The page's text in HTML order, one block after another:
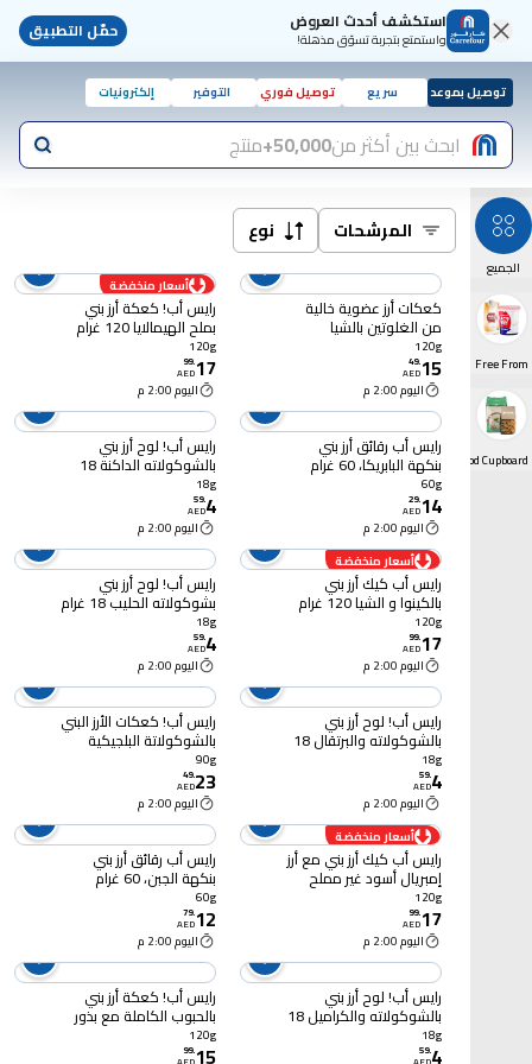
استكشف أحدث العروض
واستمتع بتجربة تسوّق مذهلة! حمّل التطبيق
توصيل بموعد سريع توصيل فوري التوفير إلكترونيات
ابحث بين أكثر من50,000+ منتج
الجميع
Free From
Organic Food Cupboard
المرشحات نوع
كعكات أرز عضوية خالية
من الغلوتين بالشيا
والكينوا ، 120 غرام
120g
15
.
49
AED
اليوم 2:00 م
أسعار منخفضة
رايس أب! كعكة أرز بني
بملح الهيمالايا 120 غرام
120g
17
.
99
AED
اليوم 2:00 م
رايس أب رقائق أرز بني
بنكهة البابريكا، 60 غرام
60g
14
.
29
AED
اليوم 2:00 م
رايس أب! لوح أرز بني
بالشوكولاته الداكنة 18
غرام
18g
4
.
59
AED
اليوم 2:00 م
أسعار منخفضة
رايس أب كيك أرز بني
بالكينوا و الشيا 120 غرام
120g
17
.
99
AED
اليوم 2:00 م
رايس أب! لوح أرز بني
بشوكولاته الحليب 18 غرام
18g
4
.
59
AED
اليوم 2:00 م
رايس أب! لوح أرز بني
بالشوكولاته والبرتقال 18
غرام
18g
4
.
59
AED
اليوم 2:00 م
رايس أب! كعكات الأرز البني
بالشوكولاتة البلجيكية
الداكنة، 90 غرام
90g
23
.
49
AED
اليوم 2:00 م
أسعار منخفضة
رايس أب كيك أرز بني مع أرز
إمبريال أسود غير مملح
120 غرام
120g
17
.
99
AED
اليوم 2:00 م
رايس أب رقائق أرز بني
بنكهة الجبن، 60 غرام
60g
12
.
79
AED
اليوم 2:00 م
رايس أب! لوح أرز بني
بالشوكولاته والكراميل 18
غرام
18g
4
.
59
رايس أب! كعكة أرز بني
بالحبوب الكاملة مع بذور
دوار الشمس، 120 غرام
120g
15
.
99